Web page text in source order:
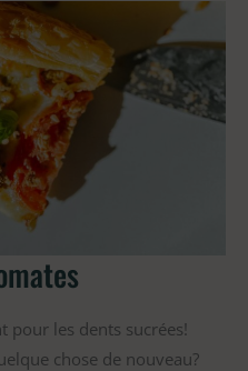
pour les dents sucrées!
chose de nouveau?